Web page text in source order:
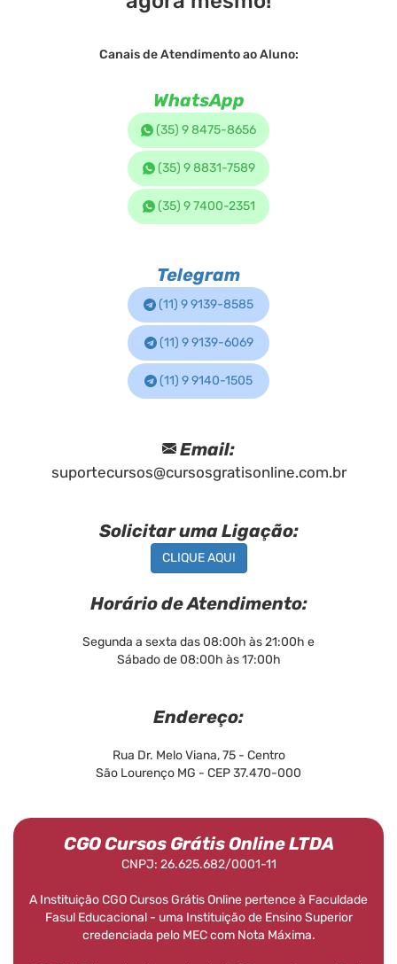
Canais de Atendimento ao Aluno:
WhatsApp
(35) 9 8475-8656
(35) 9 8831-7589
(35) 9 7400-2351
Telegram
(11) 9 9139-8585
(11) 9 9139-6069
(11) 9 9140-1505
Email:
suportecursos@cursosgratisonline.com.br
Solicitar uma Ligação:
CLIQUE AQUI
Horário de Atendimento:
Segunda a sexta das 08:00h às 21:00h e
Sábado de 08:00h às 17:00h
Endereço:
Rua Dr. Melo Viana, 75 - Centro
São Lourenço MG - CEP 37.470-000
CGO Cursos Grátis Online LTDA
CNPJ: 26.625.682/0001-11
A Instituição CGO Cursos Grátis Online pertence à Faculdade
Fasul Educacional - uma Instituição de Ensino Superior
credenciada pelo MEC com Nota Máxima.